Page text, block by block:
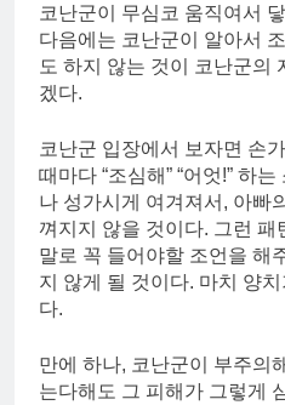
코난군이 무심코 움직여서
다음에는 코난군이 알아서
도 하지 않는 것이 코난군의
겠다.
코난군 입장에서 보자면 손
때마다 “조심해” “어엇!” 하
나 성가시게 여겨져서, 아빠
껴지지 않을 것이다. 그런 패
말로 꼭 들어야할 조언을 해
지 않게 될 것이다. 마치 양
다.
만에 하나, 코난군이 부주의
는다해도 그 피해가 그렇게